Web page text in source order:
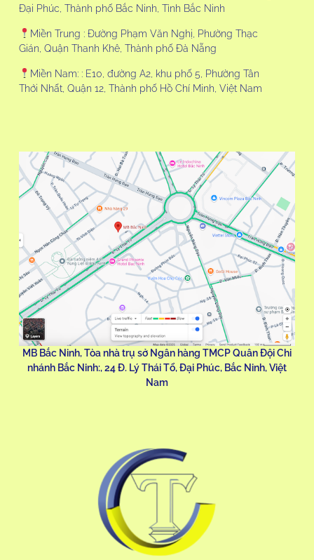
Đại Phúc, Thành phố Bắc Ninh, Tỉnh Bắc Ninh
Miền Trung : Đường Phạm Văn Nghị, Phường Thạc
Gián, Quận Thanh Khê, Thành phố Đà Nẵng
Miền Nam: : E10, đường A2, khu phố 5, Phường Tân
Thới Nhất, Quận 12, Thành phố Hồ Chí Minh, Việt Nam
MB Bắc Ninh, Tòa nhà trụ sở Ngân hàng TMCP Quân Đội Chi
nhánh Bắc Ninh:, 24 Đ. Lý Thái Tổ, Đại Phúc, Bắc Ninh, Việt
Nam